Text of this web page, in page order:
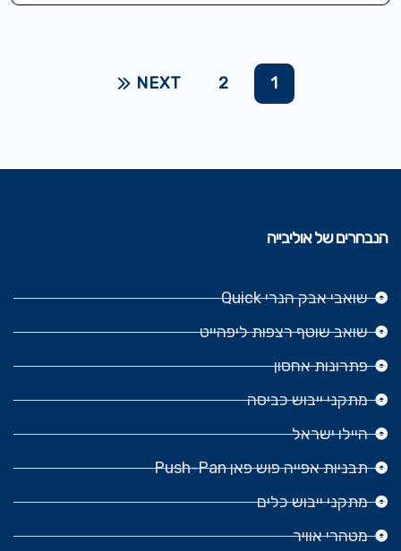
1
2
NEXT
הנבחרים של אוליבייה
שואבי אבק הנרי Quick
שואב שוטף רצפות ליפהייט
פתרונות אחסון
מתקני ייבוש כביסה
היילו ישראל
תבניות אפייה פוש פאן Push-Pan
מתקני ייבוש כלים
מטהרי אוויר